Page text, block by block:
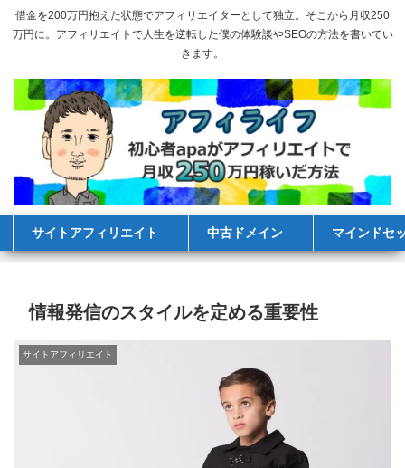
借金を200万円抱えた状態でアフィリエイターとして独立。そこから月収250
万円に。アフィリエイトで人生を逆転した僕の体験談やSEOの方法を書いてい
きます。
サイトアフィリエイト 中古ドメイン マインドセ
情報発信のスタイルを定める重要性
サイトアフィリエイト